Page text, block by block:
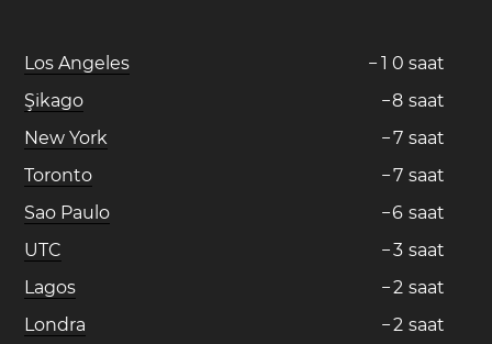
Los Angeles − 1 0 saat
Şikago
−8 saat
New York
−7 saat
Toronto
−7 saat
Sao Paulo
−6 saat
UTC
−3 saat
Lagos
−2 saat
Londra
−2 saat